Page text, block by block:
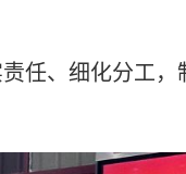
任、细化分工